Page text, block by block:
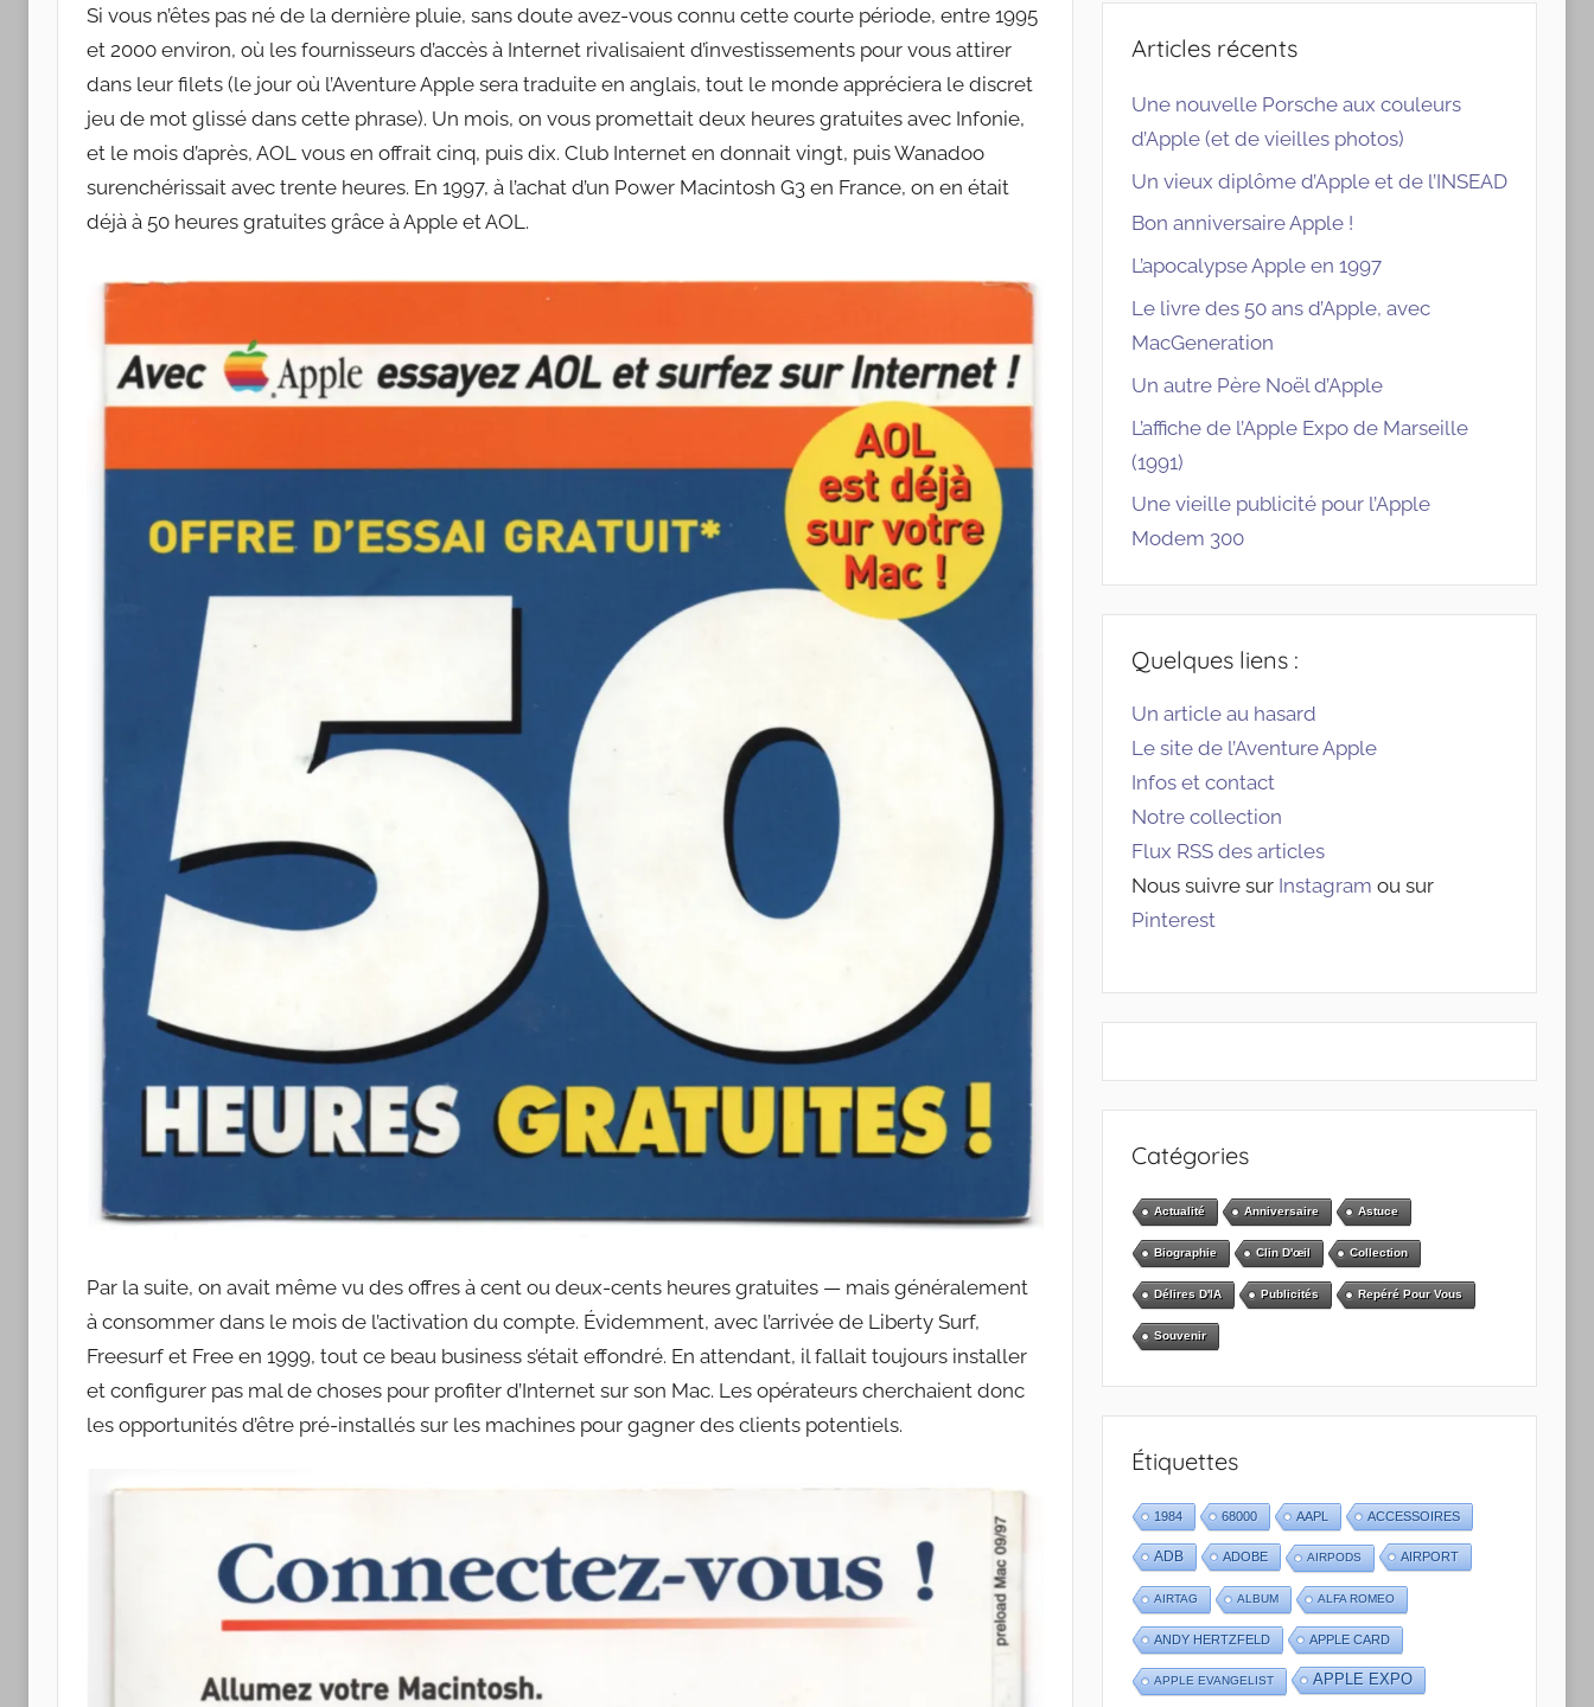
Apple
Si vous n’êtes pas né de la dernière pluie, sans doute avez-vous connu cette courte période, entre 1995
et 2000 environ, où les fournisseurs d’accès à Internet rivalisaient d’investissements pour vous attirer
dans leur filets (le jour où l’Aventure Apple sera traduite en anglais, tout le monde appréciera le discret
jeu de mot glissé dans cette phrase). Un mois, on vous promettait deux heures gratuites avec Infonie,
et le mois d’après, AOL vous en offrait cinq, puis dix. Club Internet en donnait vingt, puis Wanadoo
surenchérissait avec trente heures. En 1997, à l’achat d’un Power Macintosh G3 en France, on en était
déjà à 50 heures gratuites grâce à Apple et AOL.
Par la suite, on avait même vu des offres à cent ou deux-cents heures gratuites — mais généralement
à consommer dans le mois de l’activation du compte. Évidemment, avec l’arrivée de Liberty Surf,
Freesurf et Free en 1999, tout ce beau business s’était effondré. En attendant, il fallait toujours installer
et configurer pas mal de choses pour profiter d’Internet sur son Mac. Les opérateurs cherchaient donc
les opportunités d’être pré-installés sur les machines pour gagner des clients potentiels.
Articles récents
Une nouvelle Porsche aux couleurs
d’Apple (et de vieilles photos)
Un vieux diplôme d’Apple et de l’INSEAD
Bon anniversaire Apple !
L’apocalypse Apple en 1997
Le livre des 50 ans d’Apple, avec
MacGeneration
Un autre Père Noël d’Apple
L’affiche de l’Apple Expo de Marseille
(1991)
Une vieille publicité pour l’Apple
Modem 300
Quelques liens :
Un article au hasard
Le site de l’Aventure Apple
Infos et contact
Notre collection
Flux RSS des articles
Nous suivre sur Instagram ou sur
Pinterest
Catégories
Actualité Anniversaire Astuce
Biographie Clin D'œil Collection
Délires D'IA Publicités Repéré Pour Vous
Souvenir
Étiquettes
1984 68000 AAPL ACCESSOIRES
ADB ADOBE AIRPODS AIRPORT
AIRTAG ALBUM ALFA ROMEO
ANDY HERTZFELD APPLE CARD
APPLE EVANGELIST APPLE EXPO